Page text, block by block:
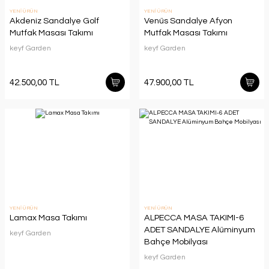
YENİ ÜRÜN
Akdeniz Sandalye Golf
Mutfak Masası Takımı
keyf Garden
42.500,00 TL
YENİ ÜRÜN
Venüs Sandalye Afyon
Mutfak Masası Takımı
keyf Garden
47.900,00 TL
YENİ ÜRÜN
Lamax Masa Takımı
keyf Garden
YENİ ÜRÜN
ALPECCA MASA TAKIMI-6
ADET SANDALYE Alüminyum
Bahçe Mobilyası
keyf Garden